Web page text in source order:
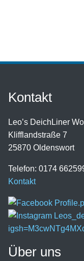
Kontakt
Leo’s DeichLiner
Klifflandstraße 7
25870 Oldenswort
Telefon: 0174
Kontakt
Über uns